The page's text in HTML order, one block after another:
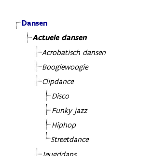
Dansen
Actuele dansen
Acrobatisch dansen
Boogiewoogie
Clipdance
Disco
Funky jazz
Hiphop
Streetdance